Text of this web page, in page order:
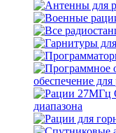
обеспечение
диапазона